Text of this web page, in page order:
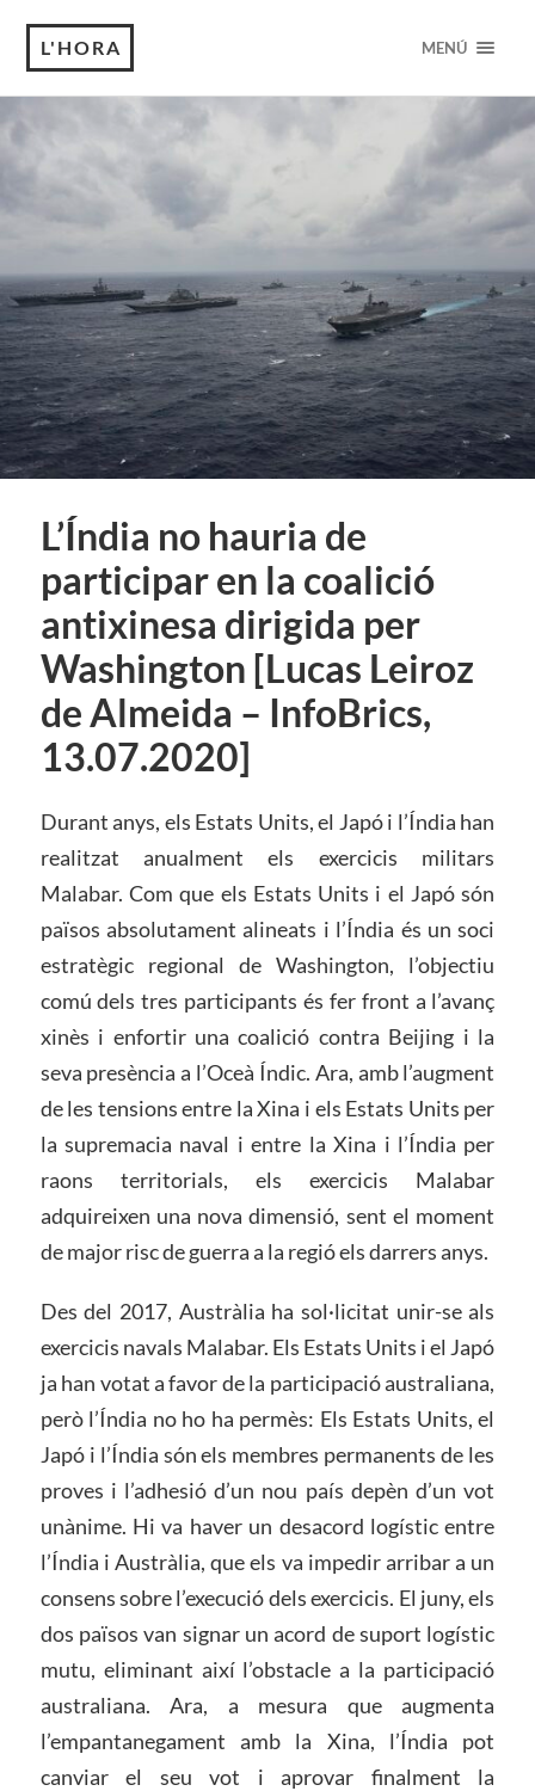
L'HORA MENÚ
L’Índia no hauria de
participar en la coalició
antixinesa dirigida per
Washington [Lucas Leiroz
de Almeida – InfoBrics,
13.07.2020]
Durant anys, els Estats Units, el Japó i l’Índia han
realitzat anualment els exercicis militars
Malabar. Com que els Estats Units i el Japó són
països absolutament alineats i l’Índia és un soci
estratègic regional de Washington, l’objectiu
comú dels tres participants és fer front a l’avanç
xinès i enfortir una coalició contra Beijing i la
seva presència a l’Oceà Índic. Ara, amb l’augment
de les tensions entre la Xina i els Estats Units per
la supremacia naval i entre la Xina i l’Índia per
raons territorials, els exercicis Malabar
adquireixen una nova dimensió, sent el moment
de major risc de guerra a la regió els darrers anys.
Des del 2017, Austràlia ha sol·licitat unir-se als
exercicis navals Malabar. Els Estats Units i el Japó
ja han votat a favor de la participació australiana,
però l’Índia no ho ha permès: Els Estats Units, el
Japó i l’Índia són els membres permanents de les
proves i l’adhesió d’un nou país depèn d’un vot
unànime. Hi va haver un desacord logístic entre
l’Índia i Austràlia, que els va impedir arribar a un
consens sobre l’execució dels exercicis. El juny, els
dos països van signar un acord de suport logístic
mutu, eliminant així l’obstacle a la participació
australiana. Ara, a mesura que augmenta
l’empantanegament amb la Xina, l’Índia pot
canviar el seu vot i aprovar finalment la